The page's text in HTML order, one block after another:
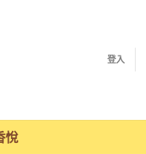
登入
悅